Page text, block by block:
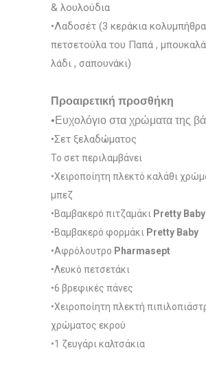
& λουλούδια
•Λαδοσέτ (3 κεράκια
πετσετούλα του Παπά ,
λάδι , σαπουνάκι)
Προαιρετική προσθήκη
•Ευχολόγιο στα χρώματα της
•Σετ ξελαδώματος
Το σετ περιλαμβάνει
•Χειροποίητη πλεκτό καλάθι
μπεζ
•Βαμβακερό πιτζαμάκι Pretty Baby
•Βαμβακερό φορμάκι Pretty Baby
•Αφρόλουτρο Pharmasept
•Λευκό πετσετάκι
•6 βρεφικές πάνες
•Χειροποίητη πλεκτή
χρώματος εκρού
•1 ζευγάρι καλτσάκια